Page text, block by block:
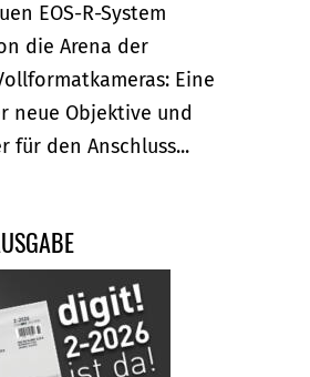
EOS-R-System
die Arena der
Eine
neue Objektive und
für den Anschluss...